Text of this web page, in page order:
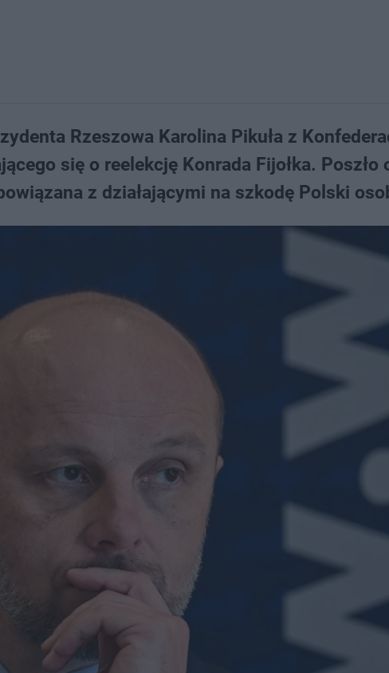
Rzeszowa Karolina Pikuła z
się o reelekcję Konrada Fijołka. Poszło
z działającymi na szkodę Polski